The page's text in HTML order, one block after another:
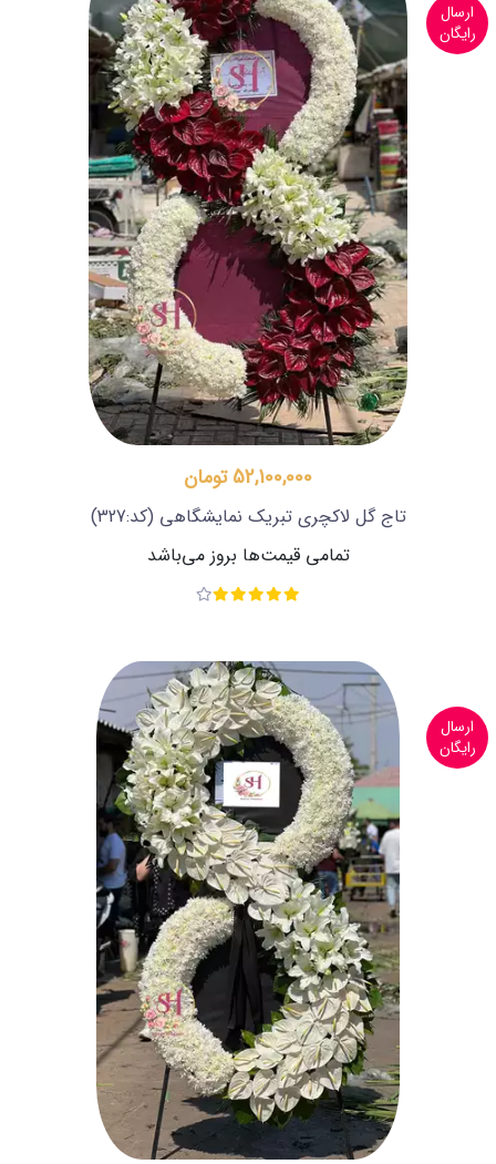
ارسال
رایگان
52,100,000 تومان
تاج گل لاکچری تبریک نمایشگاهی (کد:327)
تمامی قیمت‌ها بروز می‌باشد
ارسال
رایگان